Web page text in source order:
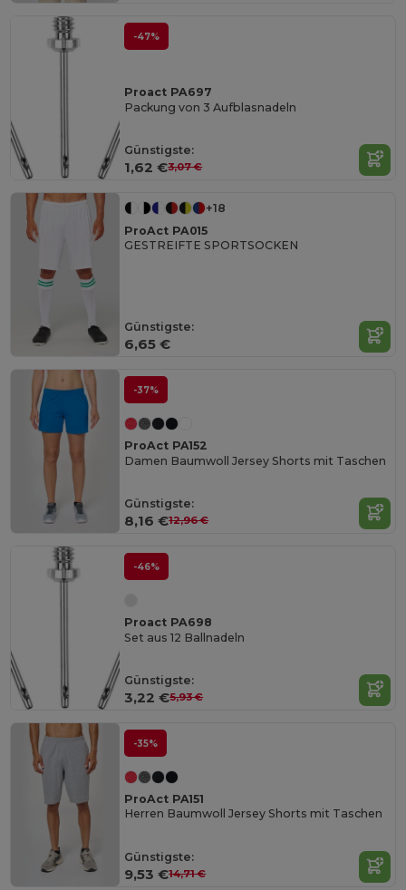
-47%
Proact PA697
Packung von 3 Aufblasnadeln
Günstigste:
1,62 €3,07 €
+18
ProAct PA015
GESTREIFTE SPORTSOCKEN
Günstigste:
6,65 €
-37%
ProAct PA152
Damen Baumwoll Jersey Shorts mit Taschen
Günstigste:
8,16 €12,96 €
-46%
Proact PA698
Set aus 12 Ballnadeln
Günstigste:
3,22 €5,93 €
-35%
ProAct PA151
Herren Baumwoll Jersey Shorts mit Taschen
Günstigste:
9,53 €14,71 €